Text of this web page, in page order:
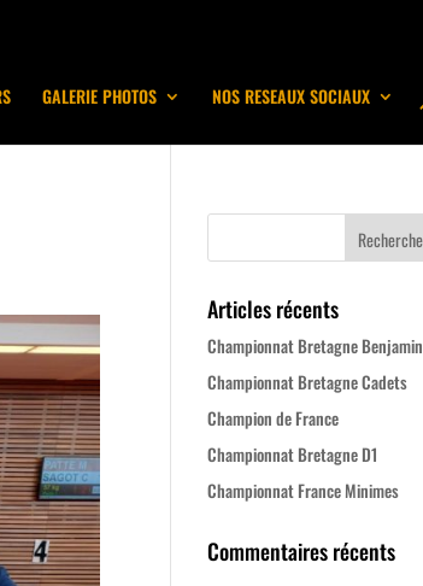
GALERIE PHOTOS NOS RESEAUX SOCIAUX
Articles récents
Championnat Bretagne Benjamin
Championnat Bretagne Cadets
Champion de France
Championnat Bretagne D1
Championnat France Minimes
Commentaires récents